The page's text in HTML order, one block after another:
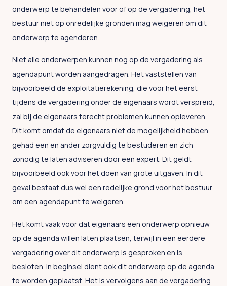
onderwerp te behandelen voor of op de vergadering, het
bestuur niet op onredelijke gronden mag weigeren om dit
onderwerp te agenderen.
Niet alle onderwerpen kunnen nog op de vergadering als
agendapunt worden aangedragen. Het vaststellen van
bijvoorbeeld de exploitatierekening, die voor het eerst
tijdens de vergadering onder de eigenaars wordt verspreid,
zal bij de eigenaars terecht problemen kunnen opleveren.
Dit komt omdat de eigenaars niet de mogelijkheid hebben
gehad een en ander zorgvuldig te bestuderen en zich
zonodig te laten adviseren door een expert. Dit geldt
bijvoorbeeld ook voor het doen van grote uitgaven. In dit
geval bestaat dus wel een redelijke grond voor het bestuur
om een agendapunt te weigeren.
Het komt vaak voor dat eigenaars een onderwerp opnieuw
op de agenda willen laten plaatsen, terwijl in een eerdere
vergadering over dit onderwerp is gesproken en is
besloten. In beginsel dient ook dit onderwerp op de agenda
te worden geplaatst. Het is vervolgens aan de vergadering